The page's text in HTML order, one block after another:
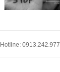
Hotline: 0913.242.977